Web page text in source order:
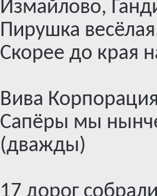
Измайлово,
Пирушка
Скорее до края
Вива
Сапёры мы
(дважды)